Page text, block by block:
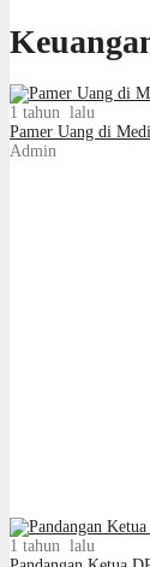
1 tahun lalu
Pamer Uang di
Admin
1 tahun lalu